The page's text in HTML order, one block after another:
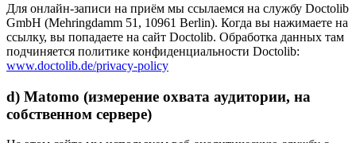
Для онлайн-записи на приём мы ссылаемся на службу Doctolib
GmbH (Mehringdamm 51, 10961 Berlin). Когда вы нажимаете на
ссылку, вы попадаете на сайт Doctolib. Обработка данных там
подчиняется политике конфиденциальности Doctolib:
www.doctolib.de/privacy-policy
d) Matomo (измерение охвата аудитории, на
собственном сервере)